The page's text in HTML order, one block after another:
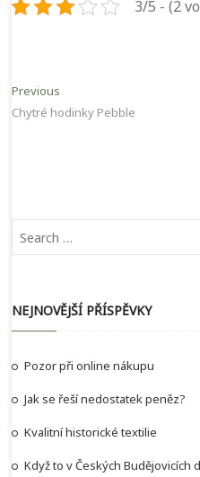
3/5 - (2
Navigace
pro
Previous
post:
Chytré hodinky Pebble
NEJNOVĚJŠÍ PŘÍSPĚVKY
Pozor při online nákupu
Jak se řeší nedostatek peněz?
Kvalitní historické textilie
Když to v Českých Budějovicích